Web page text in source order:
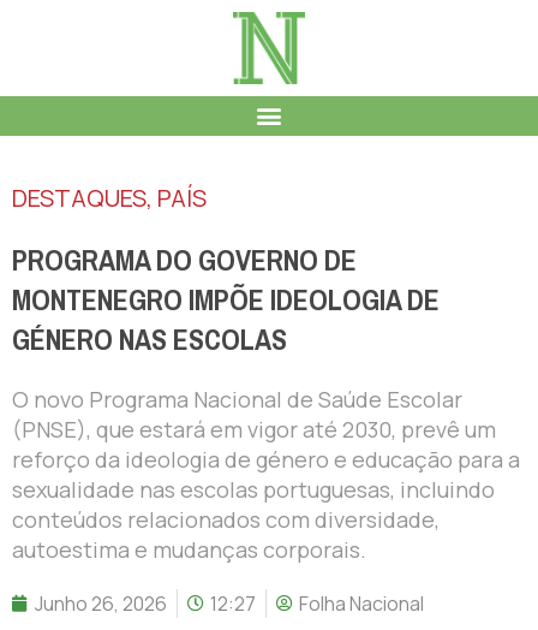
DESTAQUES, PAÍS
PROGRAMA DO GOVERNO DE
MONTENEGRO IMPÕE IDEOLOGIA DE
GÉNERO NAS ESCOLAS
O novo Programa Nacional de Saúde Escolar
(PNSE), que estará em vigor até 2030, prevê um
reforço da ideologia de género e educação para a
sexualidade nas escolas portuguesas, incluindo
conteúdos relacionados com diversidade,
autoestima e mudanças corporais.
Junho 26, 2026 12:27 Folha Nacional